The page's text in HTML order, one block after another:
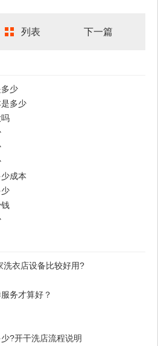
列表 下一篇
少
多少
成本
洗衣店设备比较好用?
务才算好？
?开干洗店流程说明